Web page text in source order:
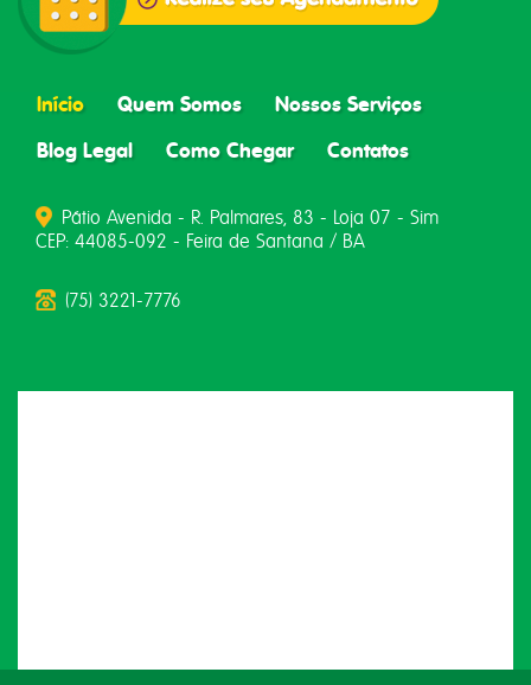
Início Quem Somos
Nossos Serviços
Blog Legal
Como Chegar Contatos
Pátio Avenida - R. Palmares, 83 - Loja 07 - Sim
CEP: 44085-092 - Feira de Santana / BA
(75) 3221-7776